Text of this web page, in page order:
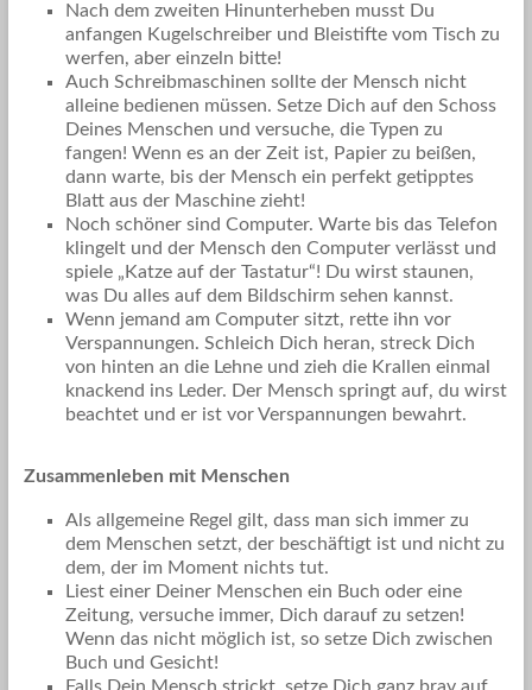
Nach dem zweiten Hinunterheben musst Du
anfangen Kugelschreiber und Bleistifte vom Tisch zu
werfen, aber einzeln bitte!
Auch Schreibmaschinen sollte der Mensch nicht
alleine bedienen müssen. Setze Dich auf den Schoss
Deines Menschen und versuche, die Typen zu
fangen! Wenn es an der Zeit ist, Papier zu beißen,
dann warte, bis der Mensch ein perfekt getipptes
Blatt aus der Maschine zieht!
Noch schöner sind Computer. Warte bis das Telefon
klingelt und der Mensch den Computer verlässt und
spiele „Katze auf der Tastatur“! Du wirst staunen,
was Du alles auf dem Bildschirm sehen kannst.
Wenn jemand am Computer sitzt, rette ihn vor
Verspannungen. Schleich Dich heran, streck Dich
von hinten an die Lehne und zieh die Krallen einmal
knackend ins Leder. Der Mensch springt auf, du wirst
beachtet und er ist vor Verspannungen bewahrt.
Zusammenleben mit Menschen
Als allgemeine Regel gilt, dass man sich immer zu
dem Menschen setzt, der beschäftigt ist und nicht zu
dem, der im Moment nichts tut.
Liest einer Deiner Menschen ein Buch oder eine
Zeitung, versuche immer, Dich darauf zu setzen!
Wenn das nicht möglich ist, so setze Dich zwischen
Buch und Gesicht!